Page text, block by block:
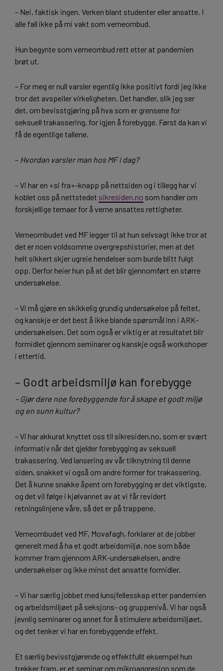
– Nei, faktisk ingen. Verken blant studenter eller ansatte. I
alle fall ikke på mi vakt som verneombud.
Hun begynte som verneombud rett etter at pandemien
brøt ut.
– For meg er null varsler egentlig ikke positivt fordi jeg ikke
tror det avspeiler virkeligheten. Det handler, slik jeg ser
det, om bevisstgjøring på hva som er grensene for
seksuell trakassering, for igjen å forebygge. Først da kan vi
få de egentlige tallene.
– Hvordan varsler man hos MF i dag?
– Vi har en «si fra»-knapp på nettsiden og i tillegg har vi
koblet oss på nettstedet sikresiden.no som handler om
forskjellige temaer for å verne ansattes rettigheter.
Verneombudet ved MF legger til at hun selvsagt ikke tror at
det er noen voldsomme overgrepshistorier, men at det
helt sikkert skjer ugreie hendelser som burde blitt fulgt
opp. Derfor heier hun på at det blir gjennomført en større
undersøkelse.
– Vi må gjøre en skikkelig grundig undersøkelse på feltet,
og kanskje er det best å ikke blande spørsmål inn i ARK-
undersøkelsen. Det som også er viktig er at resultatet blir
formidlet gjennom seminarer og kanskje også workshoper
i ettertid.
– Godt arbeidsmiljø kan forebygge
– Gjør dere noe forebyggende for å skape et godt miljø
og en sunn kultur?
– Vi har akkurat knyttet oss til sikresiden.no, som er svært
informativ når det gjelder forebygging av seksuell
trakassering. Ved lansering av vår tilknytning til denne
siden, snakket vi også om andre former for trakassering.
Det å kunne snakke åpent om forebygging er det viktigste,
og det vil følge i kjølvannet av at vi får revidert
retningslinjene våre, så det er på trappene.
Verneombudet ved MF, Movafagh, forklarer at de jobber
generelt med å ha et godt arbeidsmiljø, noe som både
kommer fram gjennom ARK-undersøkelsen, andre
undersøkelser og ikke minst det ansatte formidler.
– Vi har særlig jobbet med lunsjfellesskap etter pandemien
og arbeidsmiljøet på seksjons- og gruppenivå. Vi har også
jevnlig seminarer og annet for å stimulere arbeidsmiljøet,
og det tenker vi har en forebyggende effekt.
Et særlig bevisstgjørende og effektfullt eksempel hun
trekker fram, er et seminar om mikroaggresjon som de